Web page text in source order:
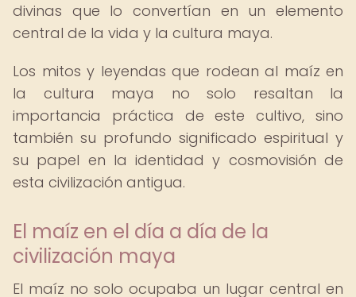
divinas que lo convertían en un elemento
central de la vida y la cultura maya.
Los mitos y leyendas que rodean al maíz en
la cultura maya no solo resaltan la
importancia práctica de este cultivo, sino
también su profundo significado espiritual y
su papel en la identidad y cosmovisión de
esta civilización antigua.
El maíz en el día a día de la
civilización maya
El maíz no solo ocupaba un lugar central en